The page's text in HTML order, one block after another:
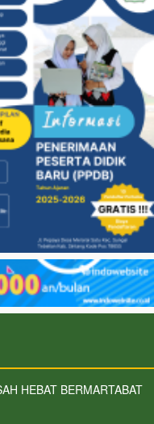
HEBAT BERMARTABAT